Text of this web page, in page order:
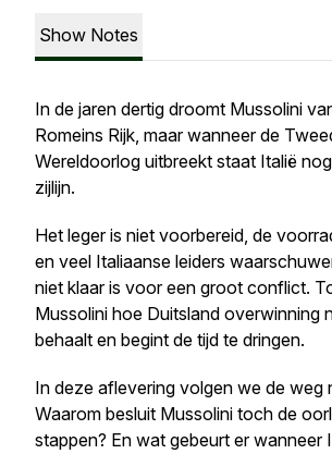
Show Notes
In de jaren dertig droomt Mussolini
Romeins Rijk, maar wanneer de
Wereldoorlog uitbreekt staat Italië
zijlijn.
Het leger is niet voorbereid, de
en veel Italiaanse leiders
niet klaar is voor een groot conflict.
Mussolini hoe Duitsland overwinning
behaalt en begint de tijd te dringen.
In deze aflevering volgen we de weg
Waarom besluit Mussolini toch de
stappen? En wat gebeurt er wanneer